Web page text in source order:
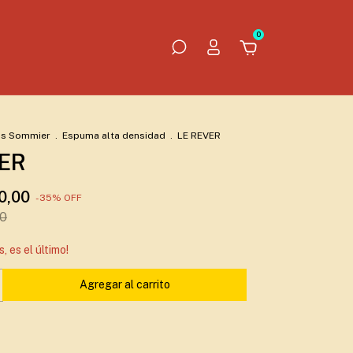
0
Sommier . Espuma alta densidad . LE REVER
-35% OFF
es el último!